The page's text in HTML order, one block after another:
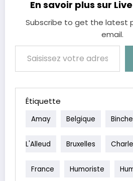
En savoir plus sur
Subscribe to get the latest
email.
Saisissez votre adresse e-mail…
Étiquette
Amay Belgique Binche
L'Alleud Bruxelles
France Humoriste